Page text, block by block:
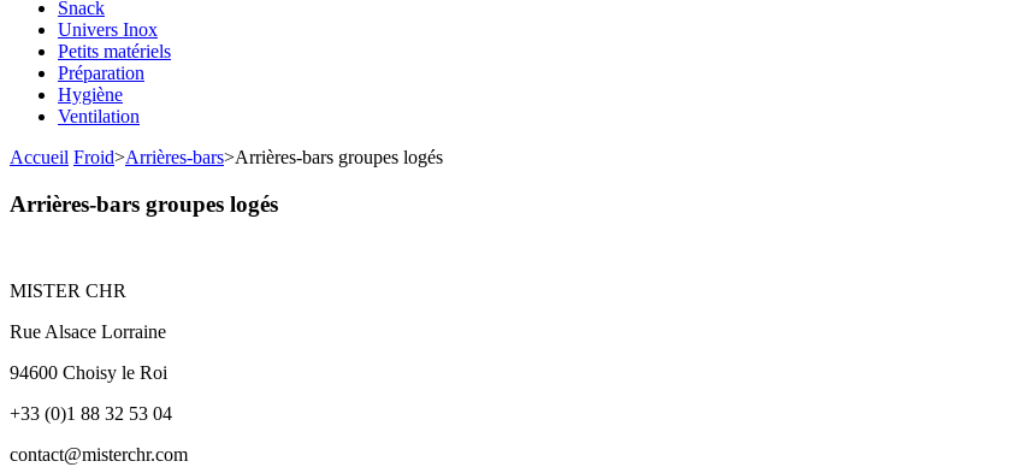
Snack
Univers Inox
Petits matériels
Préparation
Hygiène
Ventilation
Accueil Froid>Arrières-bars>Arrières-bars groupes logés
Arrières-bars groupes logés
MISTER CHR
Rue Alsace Lorraine
94600 Choisy le Roi
+33 (0)1 88 32 53 04
contact@misterchr.com